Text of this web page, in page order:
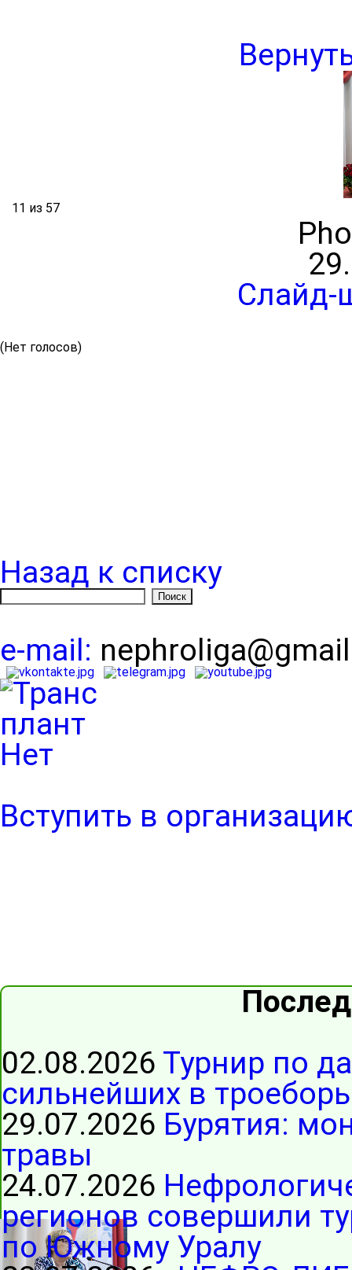
11 из 57
Слайд-
(Нет голосов)
Назад к списку
e-mail:
Вступить в
02.08.2026 Турнир по
сильнейших в
29.07.2026 Бурятия:
травы
24.07.2026
регионов совершили
по Южному Уралу